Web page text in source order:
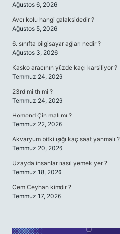
Ağustos 6, 2026
Avcı kolu hangi galaksidedir ?
Ağustos 5, 2026
6. sınıfta bilgisayar ağları nedir ?
Ağustos 3, 2026
Kasko aracının yüzde kaçı karsiliyor ?
Temmuz 24, 2026
23rd mi th mi ?
Temmuz 24, 2026
Homend Çin malı mı ?
Temmuz 22, 2026
Akvaryum bitki ışığı kaç saat yanmalı ?
Temmuz 20, 2026
Uzayda insanlar nasıl yemek yer ?
Temmuz 18, 2026
Cem Ceyhan kimdir ?
Temmuz 17, 2026